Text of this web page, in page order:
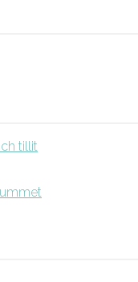
tillit